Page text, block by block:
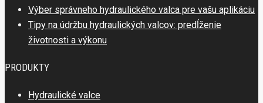
Výber správneho hydraulického valca pre vašu aplikáciu
Tipy na údržbu hydraulických valcov: predĺženie
životnosti a výkonu
PRODUKTY
Hydraulické valce